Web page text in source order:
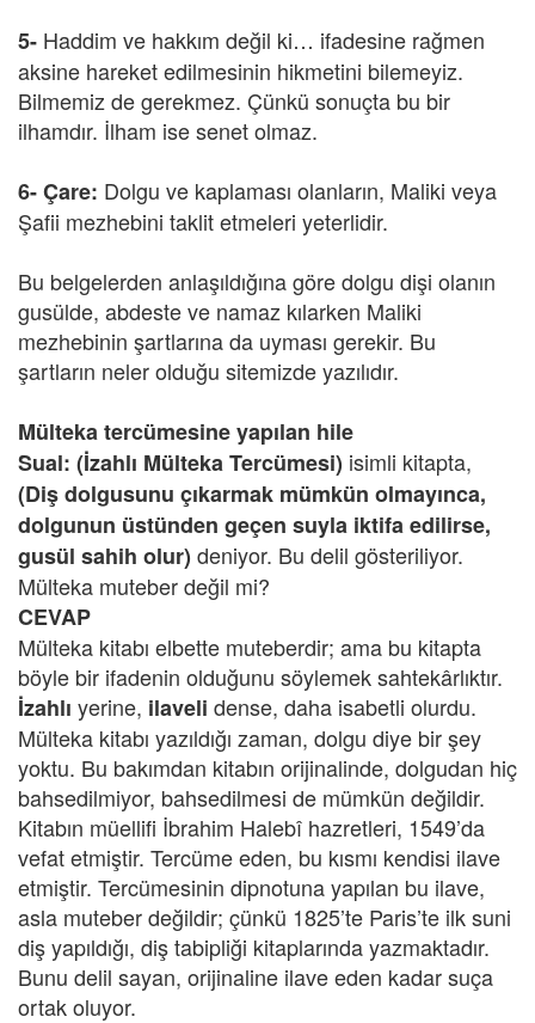
5- Haddim ve hakkım değil ki… ifadesine rağmen
aksine hareket edilmesinin hikmetini bilemeyiz.
Bilmemiz de gerekmez. Çünkü sonuçta bu bir
ilhamdır. İlham ise senet olmaz.
6-Çare: Dolgu ve kaplaması olanların, Maliki veya
Şafii mezhebini taklit etmeleri yeterlidir.
Bu belgelerden anlaşıldığına göre dolgu dişi olanın
gusülde, abdeste ve namaz kılarken Maliki
mezhebinin şartlarına da uyması gerekir. Bu
şartların neler olduğu sitemizde yazılıdır.
Mülteka tercümesine yapılan hile
Sual: (İzahlı Mülteka Tercümesi) isimli kitapta,
(Diş dolgusunu çıkarmak mümkün olmayınca,
dolgunun üstünden geçen suyla iktifa edilirse,
gusül sahih olur) deniyor. Bu delil gösteriliyor.
Mülteka muteber değil mi?
CEVAP
Mülteka kitabı elbette muteberdir; ama bu kitapta
böyle bir ifadenin olduğunu söylemek sahtekârlıktır.
İzahlı yerine, ilaveli dense, daha isabetli olurdu.
Mülteka kitabı yazıldığı zaman, dolgu diye bir şey
yoktu. Bu bakımdan kitabın orijinalinde, dolgudan hiç
bahsedilmiyor, bahsedilmesi de mümkün değildir.
Kitabın müellifi İbrahim Halebî hazretleri, 1549’da
vefat etmiştir. Tercüme eden, bu kısmı kendisi ilave
etmiştir. Tercümesinin dipnotuna yapılan bu ilave,
asla muteber değildir; çünkü 1825’te Paris’te ilk suni
diş yapıldığı, diş tabipliği kitaplarında yazmaktadır.
Bunu delil sayan, orijinaline ilave eden kadar suça
ortak oluyor.